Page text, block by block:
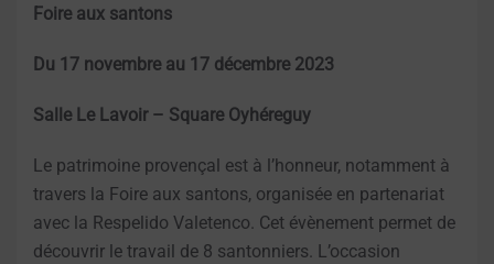
Foire aux santons
Du 17 novembre au 17 décembre 2023
Salle Le Lavoir – Square Oyhéreguy
Le patrimoine provençal est à l’honneur, notamment à
travers la Foire aux santons, organisée en partenariat
avec la Respelido Valetenco. Cet évènement permet de
découvrir le travail de 8 santonniers. L’occasion